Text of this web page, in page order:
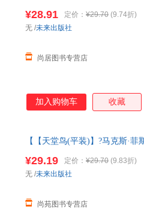
书 请放心下单，本店所有商品
¥28.91 定价： ¥29.70 (9.74折)
尚居图书专营店
无 /未来出版社
加入购物车 收藏
【【天堂鸟(平装)】?马克斯·菲
货【让您无忧购物】
¥29.19 定价： ¥29.70 (9.83折)
尚苑图书专营店
无 /未来出版社